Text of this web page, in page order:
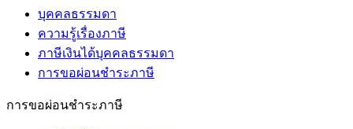
บุคคลธรรมดา
ความรู้เรื่องภาษี
ภาษีเงินได้บุคคลธรรมดา
การขอผ่อนชำระภาษี
การขอผ่อนชำระภาษี